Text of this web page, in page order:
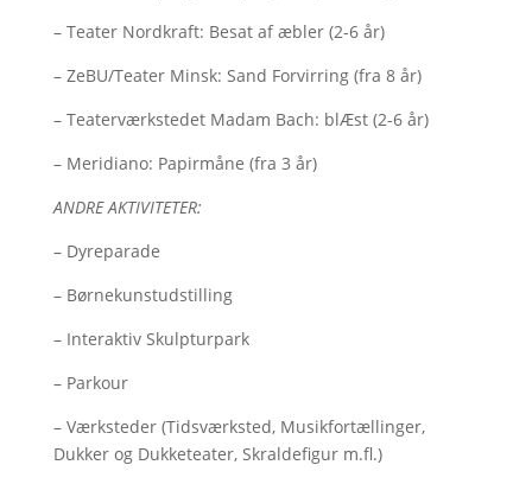
– Teater Nordkraft: Besat af æbler (2-6 år)
– ZeBU/Teater Minsk: Sand Forvirring (fra 8 år)
– Teaterværkstedet Madam Bach: blÆst (2-6 år)
– Meridiano: Papirmåne (fra 3 år)
ANDRE AKTIVITETER:
– Dyreparade
– Børnekunstudstilling
– Interaktiv Skulpturpark
– Parkour
– Værksteder (Tidsværksted, Musikfortællinger,
Dukker og Dukketeater, Skraldefigur m.fl.)